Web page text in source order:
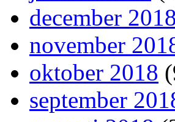
december 2018
november
oktober 2018
september